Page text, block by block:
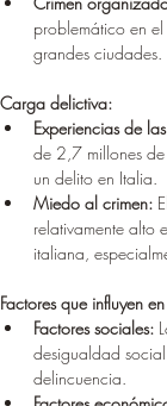
problemático en
grandes ciudades.
Carga delictiva:
Experiencias de
de 2,7 millones de
un delito en Italia.
Miedo al crimen:
relativamente alto
italiana,
Factores que influyen
Factores sociales:
desigualdad
delincuencia.